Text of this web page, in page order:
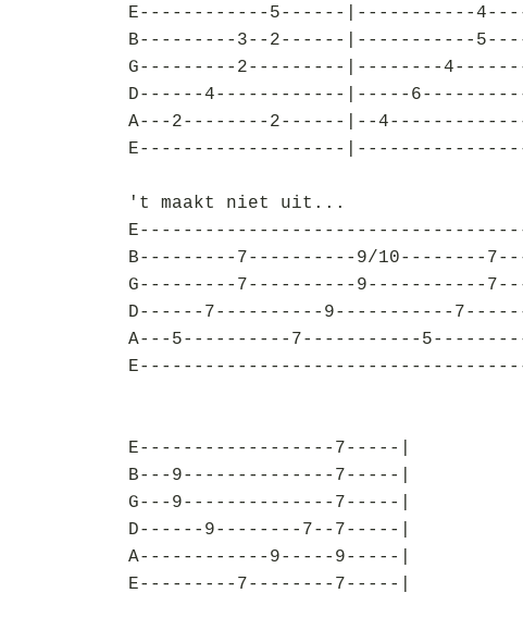
E------------5------|-----------
B---------3--2------|-----------
G---------2---------|--------
D------4------------|-----
A---2--------2------|--
E-------------------
't maakt niet uit...
B---------7----------9/10--------
G---------7----------9-----------
D------7----------9-----------
A---5----------7-----------
E------------------7-----|
B---9--------------7-----|
G---9--------------7-----|
D------9--------7--7-----|
A------------9-----9-----|
E---------7--------7-----|